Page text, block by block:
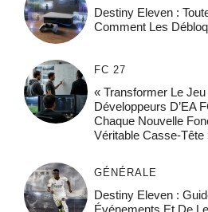
Destiny Eleven :
Comment Les
FC 27
« Transformer Le
Développeurs D’EA
Chaque Nouvelle
Véritable Casse-Tête
GÉNÉRALE
Destiny Eleven :